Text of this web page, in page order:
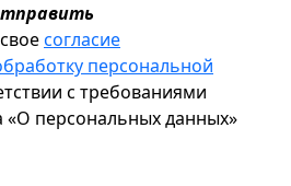
согласие
персональной
с требованиями
«О персональных данных»